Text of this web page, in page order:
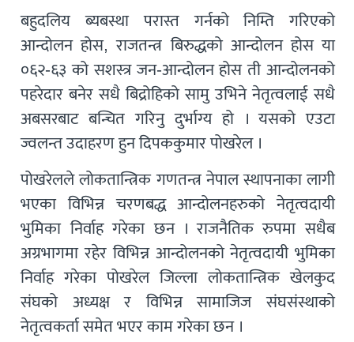
बहुदलिय ब्यबस्था परास्त गर्नको निम्ति गरिएको
आन्दोलन होस, राजतन्त्र बिरुद्धको आन्दोलन होस या
०६२-६३ को सशस्त्र जन-आन्दोलन होस ती आन्दोलनको
पहरेदार बनेर सधै बिद्रोहिको सामु उभिने नेतृत्वलाई सधै
अबसरबाट बन्चित गरिनु दुर्भाग्य हो । यसको एउटा
ज्वलन्त उदाहरण हुन दिपककुमार पोखरेल ।
पोखरेलले लोकतान्त्रिक गणतन्त्र नेपाल स्थापनाका लागी
भएका विभिन्न चरणबद्ध आन्दोलनहरुको नेतृत्वदायी
भुमिका निर्वाह गरेका छन । राजनैतिक रुपमा सधैब
अग्रभागमा रहेर विभिन्न आन्दोलनको नेतृत्वदायी भुमिका
निर्वाह गरेका पोखरेल जिल्ला लोकतान्त्रिक खेलकुद
संघको अध्यक्ष र विभिन्न सामाजिज संघसंस्थाको
नेतृत्वकर्ता समेत भएर काम गरेका छन ।